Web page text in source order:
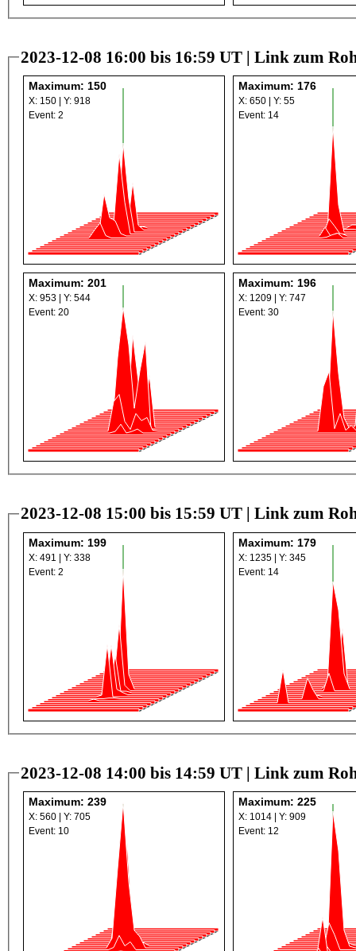
2023-12-08 16:00 bis 16:59 UT | Link zum
Maximum: 150
X: 150 | Y: 918
Event: 2
Maximum: 176
X: 650 | Y: 55
Event: 14
Maximum: 201
X: 953 | Y: 544
Event: 20
Maximum: 196
X: 1209 | Y: 747
Event: 30
2023-12-08 15:00 bis 15:59 UT | Link zum
Maximum: 199
X: 491 | Y: 338
Event: 2
Maximum: 179
X: 1235 | Y: 345
Event: 14
2023-12-08 14:00 bis 14:59 UT | Link zum
Maximum: 239
X: 560 | Y: 705
Event: 10
Maximum: 225
X: 1014 | Y: 909
Event: 12